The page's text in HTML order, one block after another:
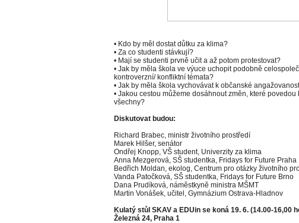
• Kdo by měl dostat důtku za klima?
• Za co studenti stávkují?
• Mají se studenti prvně učit a až potom protestovat?
• Jak by měla škola ve výuce uchopit podobně
kontroverzní/ konfliktní témata?
• Jak by měla škola vychovávat k občanské
• Jakou cestou můžeme dosáhnout změn, které
všechny?
Diskutovat budou:
Richard Brabec, ministr životního prostředí
Marek Hilšer, senátor
Ondřej Knopp, VŠ student, Univerzity za klima
Anna Mezgerová, SŠ studentka, Fridays for Future Praha
Bedřich Moldan, ekolog, Centrum pro otázky životního
Vanda Patočková, SŠ studentka, Fridays for Future Brno
Dana Prudíková, náměstkyně ministra MŠMT
Martin Vonášek, učitel, Gymnázium Ostrava-Hladnov
Kulatý stůl SKAV a EDUin se koná 19. 6. (14.00-16,00
Železná 24, Praha 1